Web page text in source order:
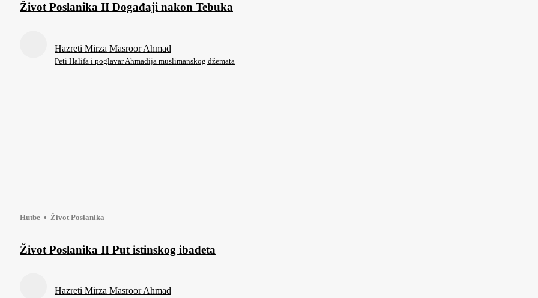
Život Poslanika II Događaji nakon Tebuka
Hazreti Mirza Masroor Ahmad
Peti Halifa i poglavar Ahmadija muslimanskog džemata
Hutbe Život Poslanika
Život Poslanika II Put istinskog ibadeta
Hazreti Mirza Masroor Ahmad